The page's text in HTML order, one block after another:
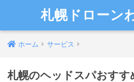
札幌ドローン
ホーム サービス
札幌のヘッドスパおすす